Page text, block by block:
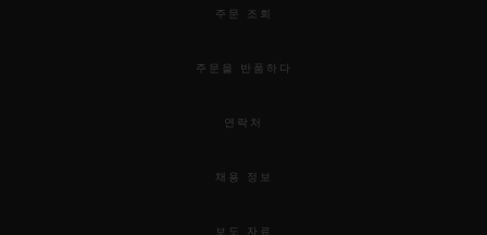
주문 조회
주문을 반품하다
연락처
채용 정보
보도 자료